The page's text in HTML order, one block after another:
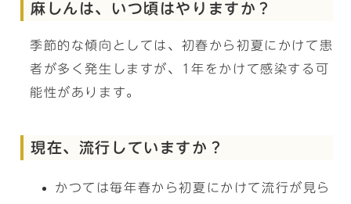
麻しんは、いつ頃はやりますか？
季節的な傾向としては、初春から初夏にかけて患
者が多く発生しますが、1年をかけて感染する可
能性があります。
現在、流行していますか？
かつては毎年春から初夏にかけて流行が見ら